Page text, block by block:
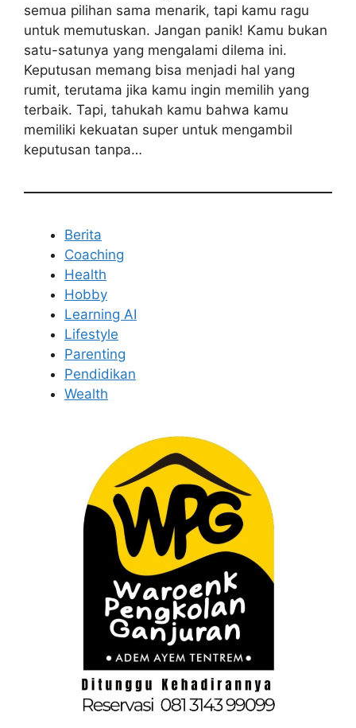
semua pilihan sama menarik, tapi kamu ragu
untuk memutuskan. Jangan panik! Kamu bukan
satu-satunya yang mengalami dilema ini.
Keputusan memang bisa menjadi hal yang
rumit, terutama jika kamu ingin memilih yang
terbaik. Tapi, tahukah kamu bahwa kamu
memiliki kekuatan super untuk mengambil
keputusan tanpa…
Berita
Coaching
Health
Hobby
Learning AI
Lifestyle
Parenting
Pendidikan
Wealth